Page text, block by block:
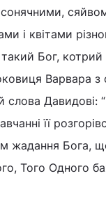
і квітами
Бог, котрий
Варвара з
слова Давидові:
її
жадання Бога,
Того Одного